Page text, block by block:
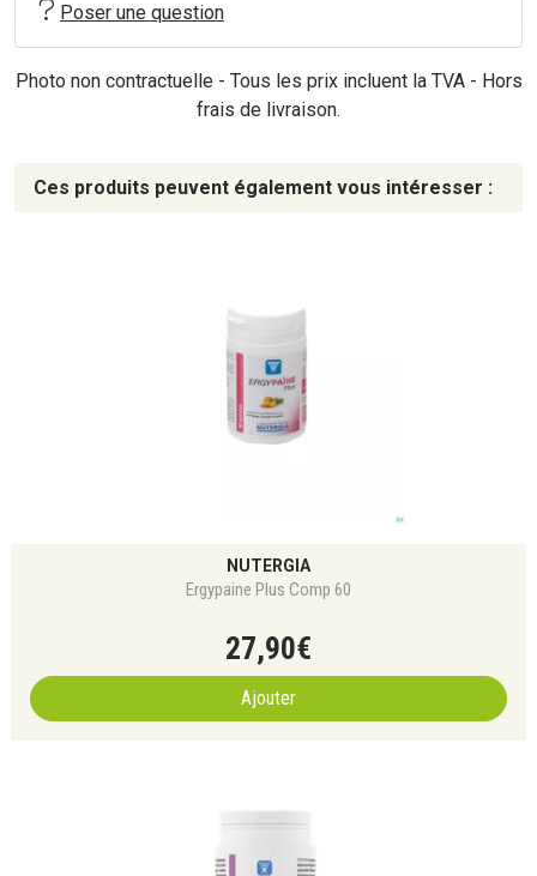
Poser une question
Photo non contractuelle - Tous les prix incluent la TVA - Hors
frais de livraison.
Ces produits peuvent également vous intéresser :
NUTERGIA
Ergypaine Plus Comp 60
27,90€
Ajouter